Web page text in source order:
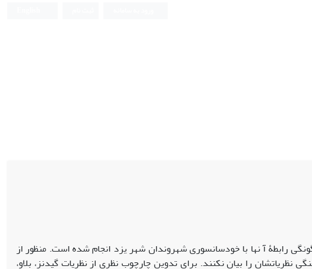
رابطۀ آ نها با خودسانسوری شهروندان شهر یزد انجام شده است. منظور از
را بیان نکنند. برای تدوین چارچوب نظری از نظریات گیدنز، بلاو،